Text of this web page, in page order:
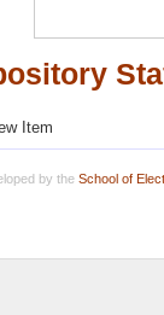
Item
by the School of